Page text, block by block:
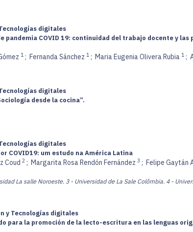
digitales
pandemia COVID 19: continuidad del trabajo docente y
1 ; Fernanda Sánchez 1 ; Maria Eugenia Olivera Rubia 1 ;
digitales
desde la cocina”.
digitales
COVID19: um estudo na América Latina
Coud 2 ; Margarita Rosa Rendón Fernández 3 ; Felipe Gaytán
La salle Noroeste. 3 - Universidad de La Sale Colômbia. 4 -
y Tecnologías digitales
para la promoción de la lecto-escritura en las lenguas